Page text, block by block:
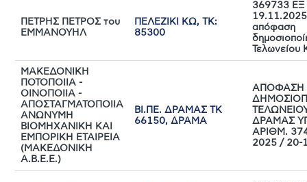
ΠΕΤΡΗΣ ΠΕΤΡΟΣ του
ΕΜΜΑΝΟΥΗΛ
ΠΕΛΕΖΙΚΙ ΚΩ, ΤΚ:
85300
369733
19.11.2025
απόφαση
Τελωνείου
ΜΑΚΕΔΟΝΙΚΗ
ΠΟΤΟΠΟΙΙΑ -
ΟΙΝΟΠΟΙΙΑ -
ΑΠΟΣΤΑΓΜΑΤΟΠΟΙΙΑ
ΑΝΩΝΥΜΗ
ΒΙΟΜΗΧΑΝΙΚΗ ΚΑΙ
ΕΜΠΟΡΙΚΗ ΕΤΑΙΡΕΙΑ
(ΜΑΚΕΔΟΝΙΚΗ
Α.Β.Ε.Ε.)
ΒΙ.ΠΕ. ΔΡΑΜΑΣ ΤΚ
66150, ΔΡΑΜΑ
ΑΠΟΦΑΣΗ
ΔΡΑΜΑΣ
ΑΡΙΘΜ.
2025 / 20-